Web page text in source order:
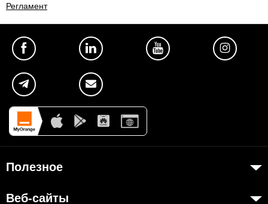
Регламент
Полезное
Веб-сайты